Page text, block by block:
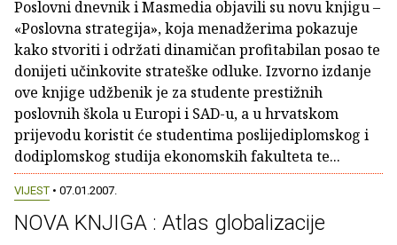
Poslovni dnevnik i Masmedia objavili su novu knjigu –
«Poslovna strategija», koja menadžerima pokazuje
kako stvoriti i održati dinamičan profitabilan posao te
donijeti učinkovite strateške odluke. Izvorno izdanje
ove knjige udžbenik je za studente prestižnih
poslovnih škola u Europi i SAD-u, a u hrvatskom
prijevodu koristit će studentima poslijediplomskog i
dodiplomskog studija ekonomskih fakulteta te...
VIJEST • 07.01.2007.
NOVA KNJIGA : Atlas globalizacije